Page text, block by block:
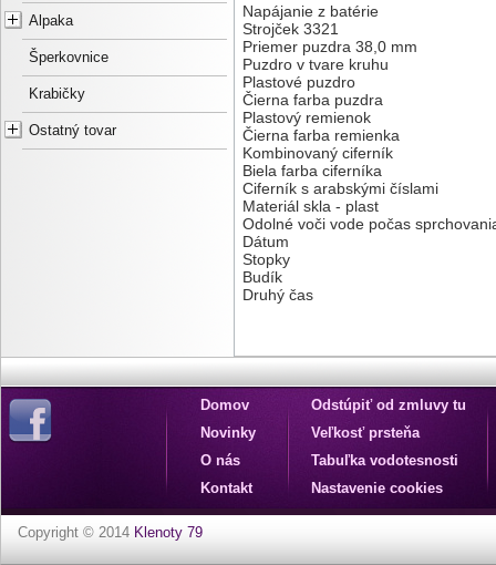
Alpaka
Šperkovnice
Krabičky
Ostatný tovar
Napájanie z batérie
Strojček 3321
Priemer puzdra 38,0 mm
Puzdro v tvare kruhu
Plastové puzdro
Čierna farba puzdra
Plastový remienok
Čierna farba remienka
Kombinovaný ciferník
Biela farba ciferníka
Ciferník s arabskými číslami
Materiál skla - plast
Odolné voči vode počas
Dátum
Stopky
Budík
Druhý čas
Domov
Novinky
O nás
Kontakt
Odstúpiť od zmluvy tu
Veľkosť prsteňa
Tabuľka vodotesnosti
Nastavenie cookies
Copyright © 2014 Klenoty 79